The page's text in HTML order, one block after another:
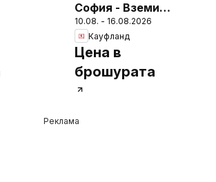
София - Вземи
повече, спести
повече
10.08. - 16.08.2026
Кауфланд
Цена в
брошурата
Реклама